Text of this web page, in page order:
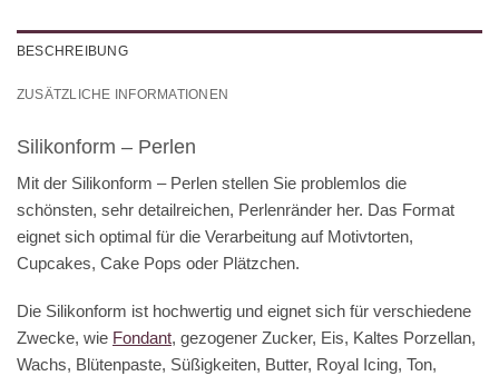
BESCHREIBUNG
ZUSÄTZLICHE INFORMATIONEN
Silikonform – Perlen
Mit der Silikonform – Perlen stellen Sie problemlos die
schönsten, sehr detailreichen, Perlenränder her. Das Format
eignet sich optimal für die Verarbeitung auf Motivtorten,
Cupcakes, Cake Pops oder Plätzchen.
Die Silikonform ist hochwertig und eignet sich für verschiedene
Zwecke, wie Fondant, gezogener Zucker, Eis, Kaltes Porzellan,
Wachs, Blütenpaste, Süßigkeiten, Butter, Royal Icing, Ton,